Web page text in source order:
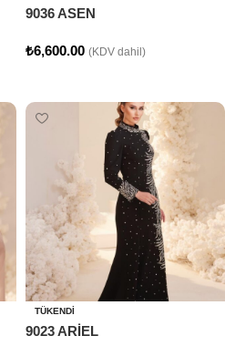
9036 ASEN
₺6,600.00 (KDV dahil)
TÜKENDI
9023 ARİEL